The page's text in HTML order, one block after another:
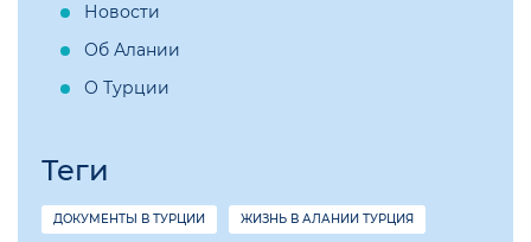
Новости
Об Алании
О Турции
Теги
ДОКУМЕНТЫ В ТУРЦИИ ЖИЗНЬ В АЛАНИИ ТУРЦИЯ